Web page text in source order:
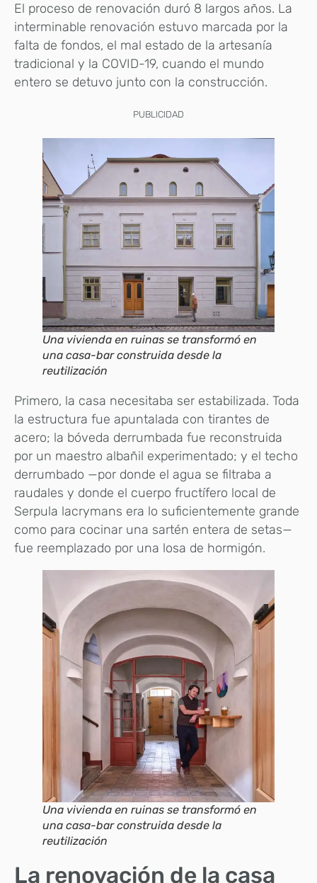
El proceso de renovación duró 8 largos años. La
interminable renovación estuvo marcada por la
falta de fondos, el mal estado de la artesanía
tradicional y la COVID-19, cuando el mundo
entero se detuvo junto con la construcción.
PUBLICIDAD
Una vivienda en ruinas se transformó en
una casa-bar construida desde la
reutilización
Primero, la casa necesitaba ser estabilizada. Toda
la estructura fue apuntalada con tirantes de
acero; la bóveda derrumbada fue reconstruida
por un maestro albañil experimentado; y el techo
derrumbado —por donde el agua se filtraba a
raudales y donde el cuerpo fructífero local de
Serpula lacrymans era lo suficientemente grande
como para cocinar una sartén entera de setas—
fue reemplazado por una losa de hormigón.
Una vivienda en ruinas se transformó en
una casa-bar construida desde la
reutilización
La renovación de la casa